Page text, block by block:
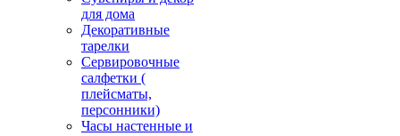
для дома
Декоративные
тарелки
Сервировочные
салфетки (
плейсматы,
персонники)
Часы настенные и